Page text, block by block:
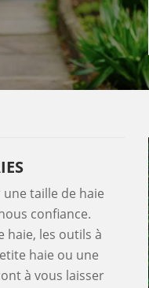
taille de haie
confiance.
haie, les outils à
haie ou une
à vous laisser